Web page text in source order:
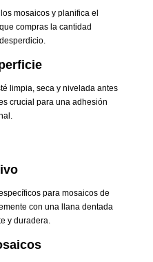
mosaicos y planifica el
compras la cantidad
limpia, seca y nivelada antes
crucial para una adhesión
para mosaicos de
con una llana dentada
y duradera.